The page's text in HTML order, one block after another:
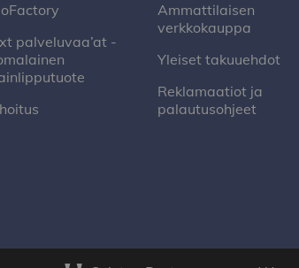
palveluvaa’at -
Ammattilaisen
verkkokauppa
Yleiset takuuehdot
Reklamaatiot ja
palautusohjeet